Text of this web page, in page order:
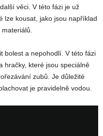
věci. V této fázi je už
lze kousat, jako jsou například
bolest a nepohodlí. V této fázi
hračky, které jsou speciálně
zubů. Je důležité
je pravidelně vodou.